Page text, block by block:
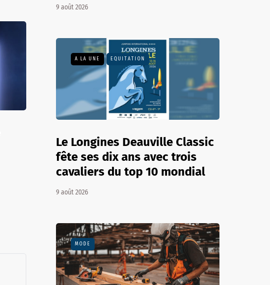
9 août 2026
A LA UNE EQUITATION
Le Longines Deauville Classic
fête ses dix ans avec trois
cavaliers du top 10 mondial
9 août 2026
MODE